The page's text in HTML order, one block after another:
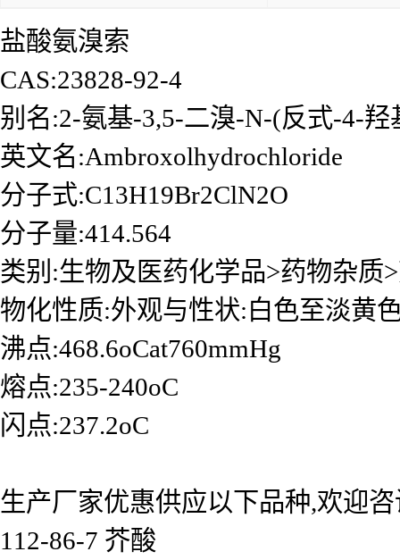
盐酸氨溴索
CAS:23828-92-4
别名:2-氨基-3,5-二溴-N-(反式-4-
英文名:Ambroxolhydrochloride
分子式:C13H19Br2ClN2O
分子量:414.564
类别:生物及医药化学品>药物杂质
物化性质:外观与性状:白色至淡黄
沸点:468.6oCat760mmHg
熔点:235-240oC
闪点:237.2oC
生产厂家优惠供应以下品种,欢迎
112-86-7 芥酸